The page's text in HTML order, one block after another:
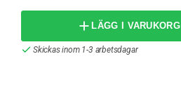
LÄGG I VARUKORG
Skickas inom 1-3 arbetsdagar